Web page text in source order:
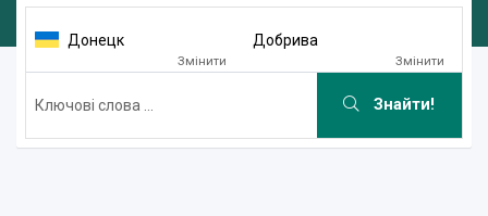
Донецк
Змінити
Добрива
Змінити
Знайти!